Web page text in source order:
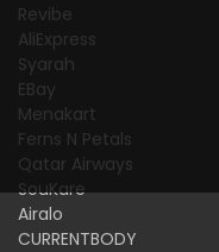
Revibe
AliExpress
Syarah
EBay
Menakart
Ferns N Petals
Qatar Airways
SouKare
Airalo
CURRENTBODY